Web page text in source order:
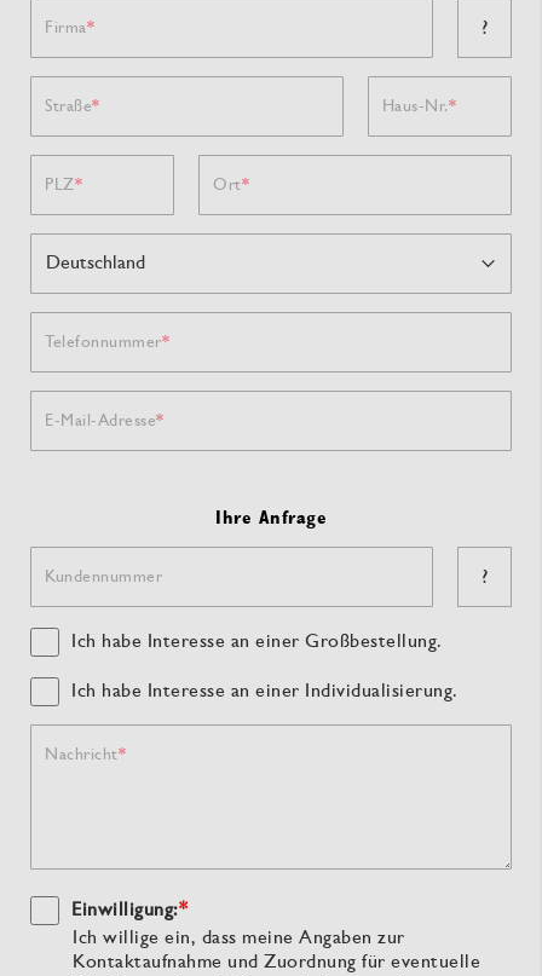
Firma ?
Straße Haus-Nr.
PLZ Ort
Telefonnummer
E-Mail-Adresse
Ihre Anfrage
Kundennummer ?
Ich habe Interesse an einer Großbestellung.
Ich habe Interesse an einer Individualisierung.
Nachricht
Einwilligung:*
Ich willige ein, dass meine Angaben zur
Kontaktaufnahme und Zuordnung für eventuelle